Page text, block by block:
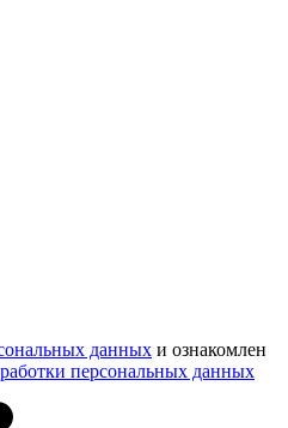
данных и ознакомлен
персональных данных